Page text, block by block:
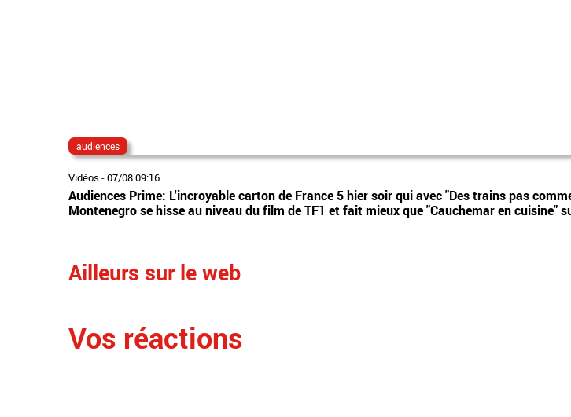
audiences
Vidéos -07/08 09:16
Audiences Prime: L'incroyable carton de France 5 hier soir qui avec "Des trains pas
Montenegro se hisse au niveau du film de TF1 et fait mieux que "Cauchemar en cuisine"
Ailleurs sur le web
Vos réactions